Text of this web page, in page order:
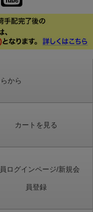
から
カートを見る
ログインページ/新規会
員登録